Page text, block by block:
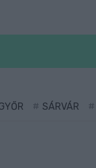
SÁRVÁR